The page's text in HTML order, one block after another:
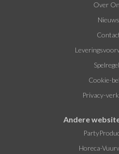
Over
Nieuws
Cookie-
Privacy-
Andere
Horeca-